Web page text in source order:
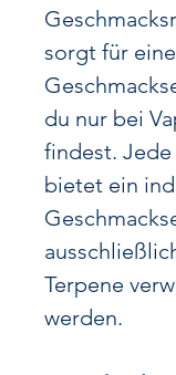
sorgt für
du nur bei
findest. Jede
bietet ein
Terpene
werden.